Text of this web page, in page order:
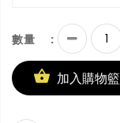
數量 :
加入購物籃